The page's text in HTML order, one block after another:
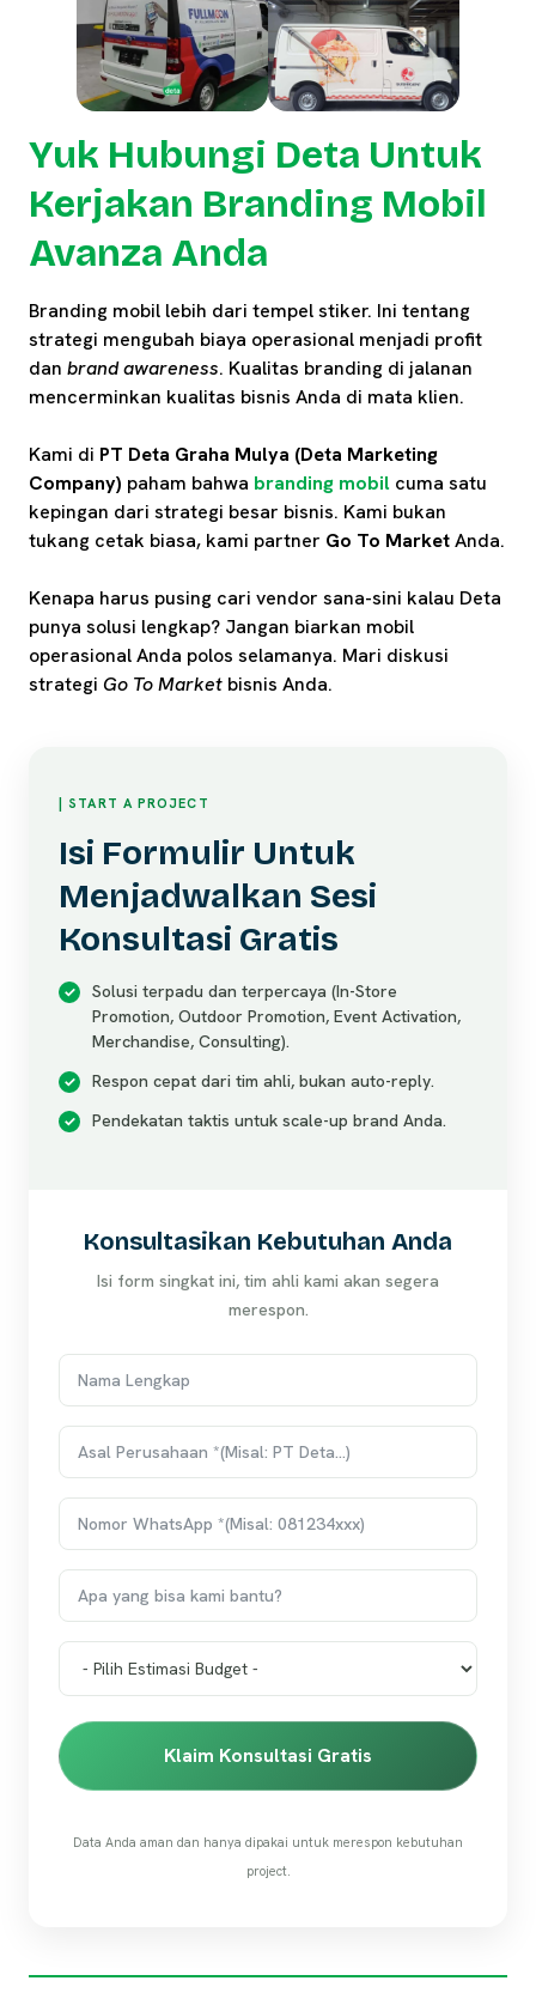
Yuk Hubungi Deta Untuk
Kerjakan Branding Mobil
Avanza Anda
Branding mobil lebih dari tempel stiker. Ini tentang
strategi mengubah biaya operasional menjadi profit
dan brand awareness. Kualitas branding di jalanan
mencerminkan kualitas bisnis Anda di mata klien.
Kami di PT Deta Graha Mulya (Deta Marketing
Company) paham bahwa branding mobil cuma satu
kepingan dari strategi besar bisnis. Kami bukan
tukang cetak biasa, kami partner Go To MarketAnda.
Kenapa harus pusing cari vendor sana-sini kalau Deta
punya solusi lengkap? Jangan biarkan mobil
operasional Anda polos selamanya. Mari diskusi
strategi Go To Market bisnis Anda.
| START A PROJECT
Isi Formulir Untuk
Menjadwalkan Sesi
Konsultasi Gratis
Solusi terpadu dan terpercaya (In-Store
Promotion, Outdoor Promotion, Event Activation,
Merchandise, Consulting).
Respon cepat dari tim ahli, bukan auto-reply.
Pendekatan taktis untuk scale-up brand Anda.
Konsultasikan Kebutuhan Anda
Isi form singkat ini, tim ahli kami akan segera
merespon.
Klaim Konsultasi Gratis
Data Anda aman dan hanya dipakai untuk merespon kebutuhan
project.